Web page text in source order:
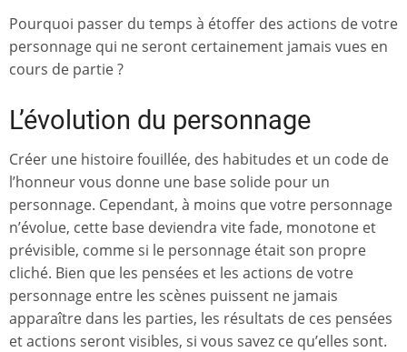
Pourquoi passer du temps à étoffer des actions de votre
personnage qui ne seront certainement jamais vues en
cours de partie ?
L’évolution du personnage
Créer une histoire fouillée, des habitudes et un code de
l’honneur vous donne une base solide pour un
personnage. Cependant, à moins que votre personnage
n’évolue, cette base deviendra vite fade, monotone et
prévisible, comme si le personnage était son propre
cliché. Bien que les pensées et les actions de votre
personnage entre les scènes puissent ne jamais
apparaître dans les parties, les résultats de ces pensées
et actions seront visibles, si vous savez ce qu’elles sont.